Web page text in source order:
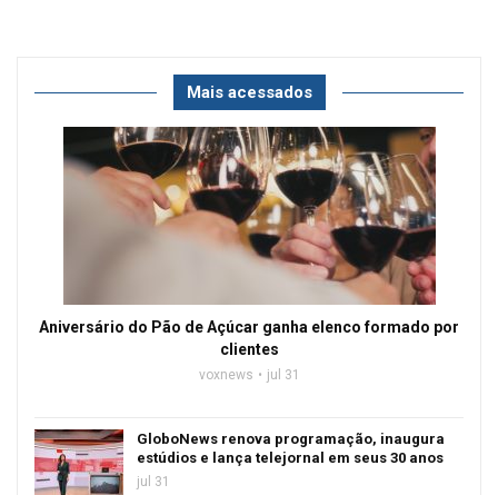
Mais acessados
Aniversário do Pão de Açúcar ganha elenco formado por
clientes
voxnews jul 31
GloboNews renova programação, inaugura
estúdios e lança telejornal em seus 30 anos
jul 31